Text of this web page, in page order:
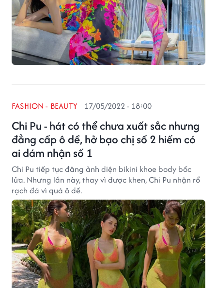
Chi Pu - hát có thể chưa xuất sắc nhưng
đẳng cấp ô dề, hở bạo chị số 2 hiếm có
ai dám nhận số 1
FASHION - BEAUTY 17/05/2022 - 18:00
Chi Pu tiếp tục đăng ảnh diện bikini khoe body bốc
lửa. Nhưng lần này, thay vì được khen, Chi Pu nhận rổ
rạch đá vì quá ô dề.